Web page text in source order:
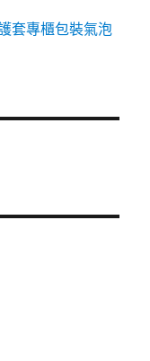
套專櫃包裝氣泡